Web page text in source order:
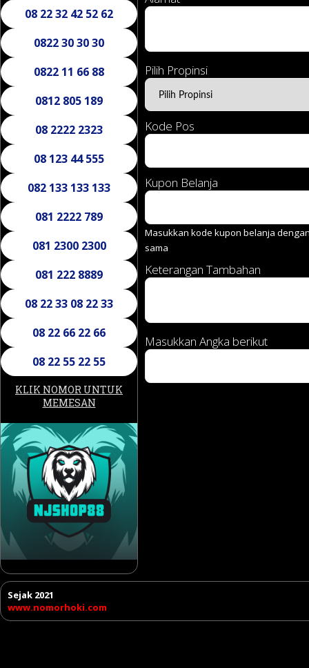
08 22 32 42 52 62
0822 30 30 30
0822 11 66 88
0812 805 189
08 2222 2323
08 123 44 555
082 133 133 133
081 2222 789
081 2300 2300
081 222 8889
08 22 33 08 22 33
08 22 66 22 66
08 22 55 22 55
KLIK NOMOR UNTUK
MEMESAN
Pilih Propinsi
Kode Pos
Kupon Belanja
Masukkan kode kupon belanja
sama
Keterangan Tambahan
Masukkan Angka berikut
Sejak 2021
www.nomorhoki.com